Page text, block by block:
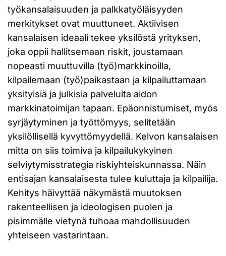
työkansalaisuuden ja palkkatyöläisyyden
merkitykset ovat muuttuneet. Aktiivisen
kansalaisen ideaali tekee yksilöstä yrityksen,
joka oppii hallitsemaan riskit, joustamaan
nopeasti muuttuvilla (työ)markkinoilla,
kilpailemaan (työ)paikastaan ja kilpailuttamaan
yksityisiä ja julkisia palveluita aidon
markkinatoimijan tapaan. Epäonnistumiset, myös
syrjäytyminen ja työttömyys, selitetään
yksilöllisellä kyvyttömyydellä. Kelvon kansalaisen
mitta on siis toimiva ja kilpailukykyinen
selviytymisstrategia riskiyhteiskunnassa. Näin
entisajan kansalaisesta tulee kuluttaja ja kilpailija.
Kehitys häivyttää näkymästä muutoksen
rakenteellisen ja ideologisen puolen ja
pisimmälle vietynä tuhoaa mahdollisuuden
yhteiseen vastarintaan.